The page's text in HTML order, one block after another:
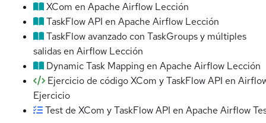
XCom en Apache Airflow Lección
TaskFlow API en Apache Airflow Lección
TaskFlow avanzado con TaskGroups y múltiples
salidas en Airflow Lección
Dynamic Task Mapping en Apache Airflow Lección
Ejercicio de código XCom y TaskFlow API en
Ejercicio
Test de XCom y TaskFlow API en Apache Airflow